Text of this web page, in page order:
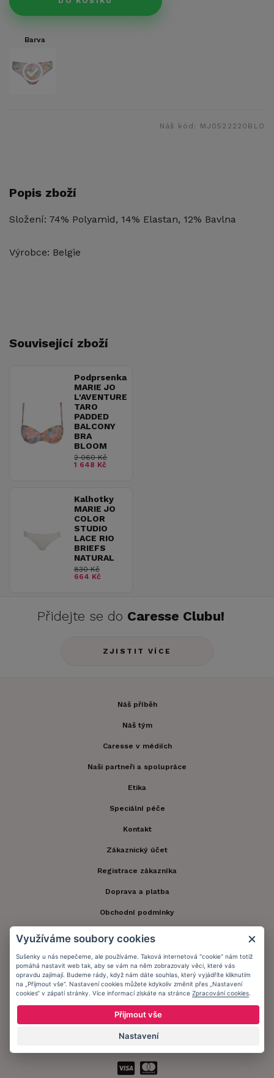
Barva
Náš kód: MJ0522220BLO
Popis zboží
Složení: 74% Polyamid, 14% Elastan, 12% Bavlna
Výrobce: Belgie
Související zboží
Podprsenka
MARIE JO
L'AVENTURE
TARO
PADDED
BALCONY
BRA
BLOOM
2 060 Kč
1 648 Kč
Kalhotky
MARIE JO
COLOR
STUDIO
LACE RIO
BRIEFS
NATURAL
830 Kč
664 Kč
Přidejte se do Caresse Clubu!
ZJISTIT VÍCE
Náš příběh
Náš tým
Caresse v médiích
Naši partneři a spolupráce
Etika
Speciální péče
Kontakt
Zákaznický účet
Registrace zákazníka
Doprava a platba
Obchodní podmínky
Ochrana osobních údajů
Informační memorandum
Zůstaňte s námi v kontaktu.
Využíváme soubory cookies
Sušenky u nás nepečeme, ale používáme. Taková internetová "cookie" nám totiž
pomáhá nastavit web tak, aby se vám na něm zobrazovaly věci, které vás
opravdu zajímají. Budeme rády, když nám dáte souhlas, který vyjádříte kliknutím
na „Přijmout vše“. Nastavení cookies můžete kdykoliv změnit přes „Nastavení
cookies“ v zápatí stránky. Více informací získáte na stránce Zpracování cookies
Přijmout vše
Nastavení